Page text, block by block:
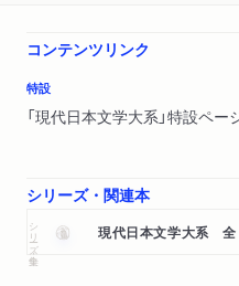
コンテンツリンク
特設
「現代日本文学大系」特設ペー
シリーズ・関連本
シリーズ・全集 現代日本文学大系 全